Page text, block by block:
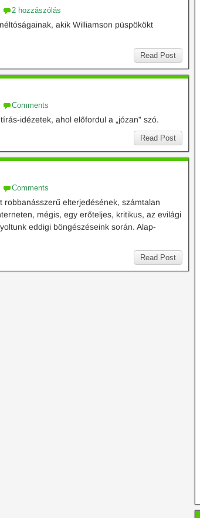
2 hozzászólás
akik Williamson püspökökt
Read Post
Comments
idézetek, ahol előfordul a „józan” szó.
Read Post
Comments
elterjedésének, számtalan
mégis, egy erőteljes, kritikus, az evilági
eddigi böngészéseink során. Alap-
Read Post